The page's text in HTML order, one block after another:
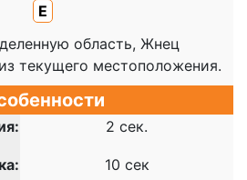
E
область, Жнец
текущего местоположения.
2 сек.
10 сек